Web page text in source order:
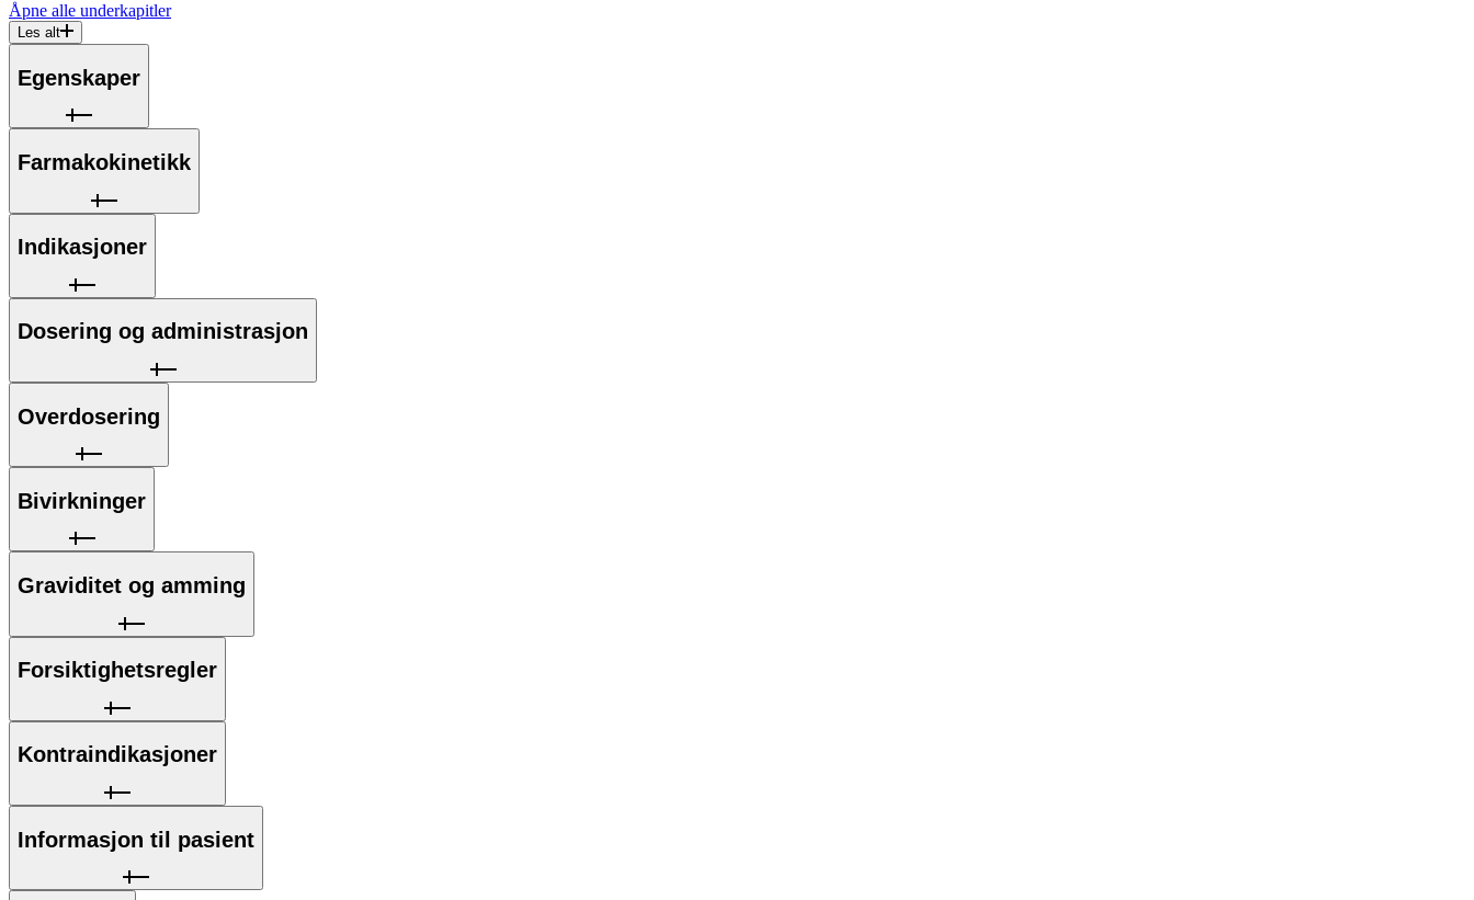
Åpne alle underkapitler
Les alt
Egenskaper
Farmakokinetikk
Indikasjoner
Dosering og administrasjon
Overdosering
Bivirkninger
Graviditet og amming
Forsiktighetsregler
Kontraindikasjoner
Informasjon til pasient